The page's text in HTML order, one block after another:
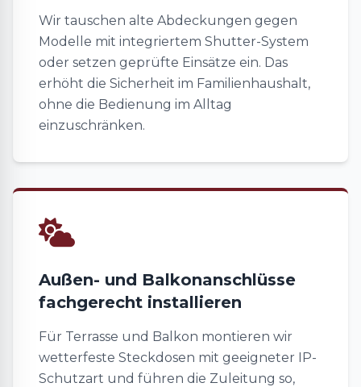
Wir tauschen alte Abdeckungen gegen
Modelle mit integriertem Shutter-System
oder setzen geprüfte Einsätze ein. Das
erhöht die Sicherheit im Familienhaushalt,
ohne die Bedienung im Alltag
einzuschränken.
Außen- und Balkonanschlüsse
fachgerecht installieren
Für Terrasse und Balkon montieren wir
wetterfeste Steckdosen mit geeigneter IP-
Schutzart und führen die Zuleitung so,